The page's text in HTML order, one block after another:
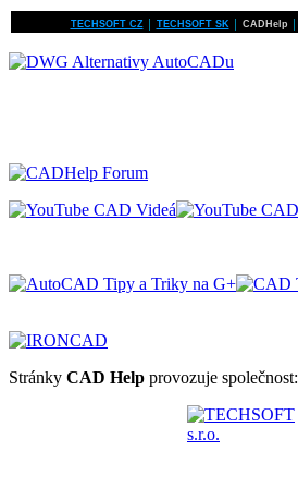
TECHSOFT CZ│ TECHSOFT SK│ CADHelp
Stránky CAD Help provozuje společnost: